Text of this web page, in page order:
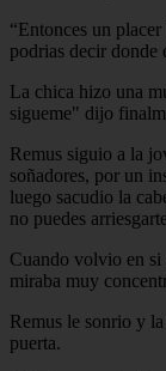
“Entonces un
podrias decir donde
La chica hizo una
sigueme" dijo
Remus siguio a la
soñadores, por un
luego sacudio la
no puedes
Cuando volvio en si
miraba muy
Remus le sonrio y
puerta.